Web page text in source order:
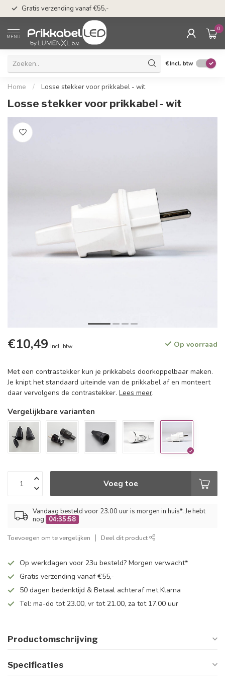
Gratis verzending vanaf €55,-
MENU
0
€Incl. btw
Home / Losse stekker voor prikkabel - wit
Losse stekker voor prikkabel - wit
€10,49 Incl. btw Op voorraad
Met een contrastekker kun je prikkabels doorkoppelbaar maken.
Je knipt het standaard uiteinde van de prikkabel af en monteert
daar vervolgens de contrastekker. Lees meer.
Vergelijkbare varianten
Voeg toe
Vandaag besteld voor 23.00 uur is morgen in huis*. Je hebt
nog
04:35:57
Toevoegen om te vergelijken Deel dit product
Op werkdagen voor 23u besteld? Morgen verwacht*
Gratis verzending vanaf €55,-
50 dagen bedenktijd & Betaal achteraf met Klarna
Tel: ma-do tot 23.00, vr tot 21.00, za tot 17.00 uur
Productomschrijving
Specificaties